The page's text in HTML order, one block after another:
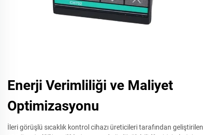
Enerji Verimliliği ve Maliyet
Optimizasyonu
İleri görüşlü sıcaklık kontrol cihazı üreticileri tarafından geliştirilen